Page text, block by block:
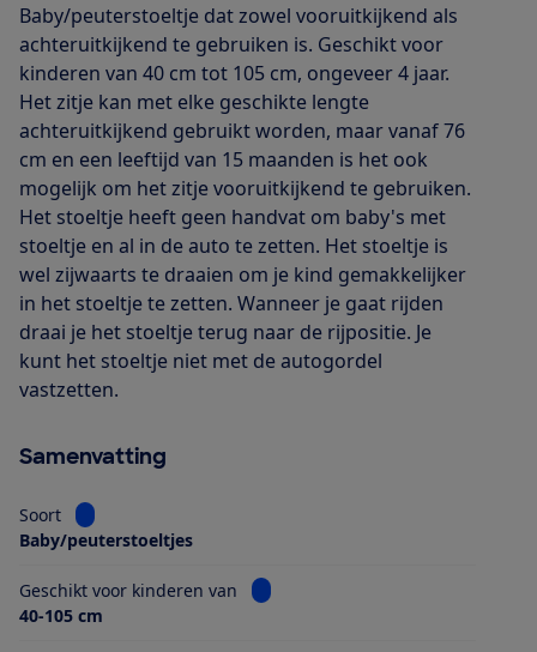
Baby/peuterstoeltje dat zowel vooruitkijkend als
achteruitkijkend te gebruiken is. Geschikt voor
kinderen van 40 cm tot 105 cm, ongeveer 4 jaar.
Het zitje kan met elke geschikte lengte
achteruitkijkend gebruikt worden, maar vanaf 76
cm en een leeftijd van 15 maanden is het ook
mogelijk om het zitje vooruitkijkend te gebruiken.
Het stoeltje heeft geen handvat om baby's met
stoeltje en al in de auto te zetten. Het stoeltje is
wel zijwaarts te draaien om je kind gemakkelijker
in het stoeltje te zetten. Wanneer je gaat rijden
draai je het stoeltje terug naar de rijpositie. Je
kunt het stoeltje niet met de autogordel
vastzetten.
Samenvatting
Soort
Bekijk informatie voor Soort
Baby/peuterstoeltjes
Geschikt voor kinderen van
Bekijk informatie voor Geschikt
40-105 cm